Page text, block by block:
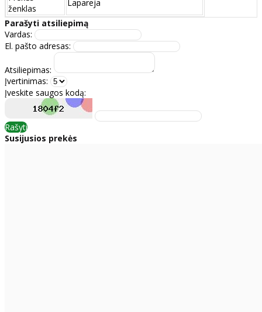
ženklas
Lapareja
Parašyti atsiliepimą
Vardas:
El. pašto adresas:
Atsiliepimas:
Įvertinimas:
Įveskite saugos kodą:
Rašyti
Susijusios prekės